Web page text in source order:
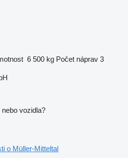
6 500 kg Počet náprav 3
vozidla?
o Müller-Mitteltal